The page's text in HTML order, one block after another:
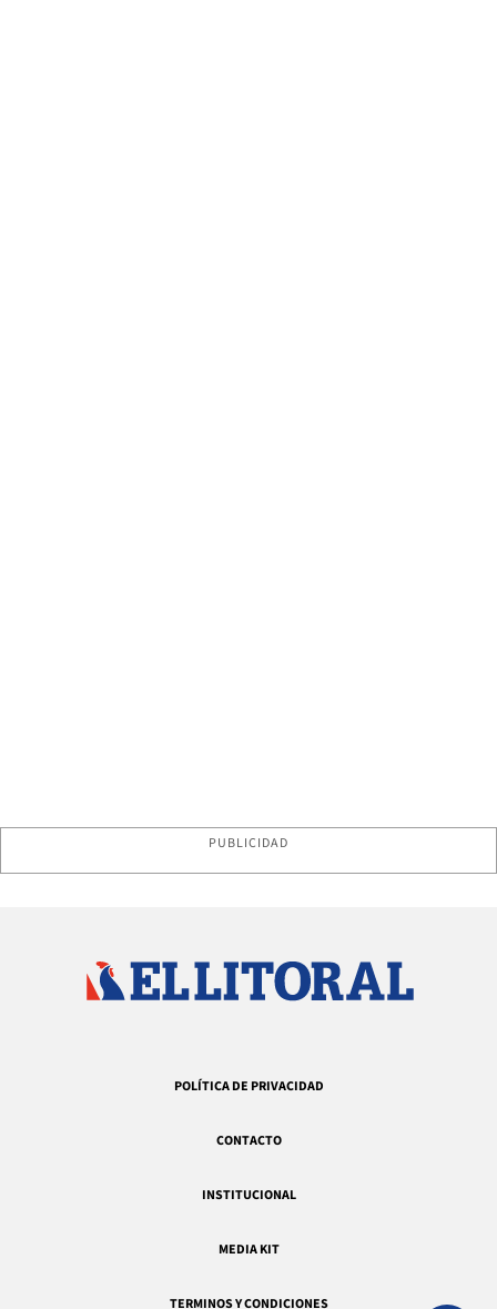
PUBLICIDAD
POLÍTICA DE PRIVACIDAD
CONTACTO
INSTITUCIONAL
MEDIA KIT
TERMINOS Y CONDICIONES